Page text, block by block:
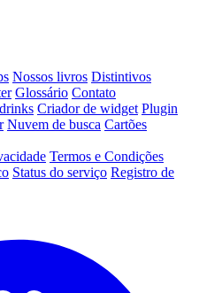
Nossos livros Distintivos
Glossário Contato
Criador de widget Plugin
Nuvem de busca Cartões
Termos e Condições
Status do serviço Registro de